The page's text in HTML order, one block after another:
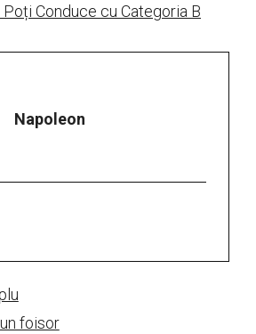
Conduce cu Categoria B
Napoleon
foisor